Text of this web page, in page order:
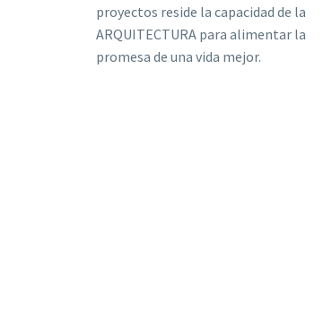
proyectos reside la capacidad de la
ARQUITECTURA para alimentar la
promesa de una vida mejor.